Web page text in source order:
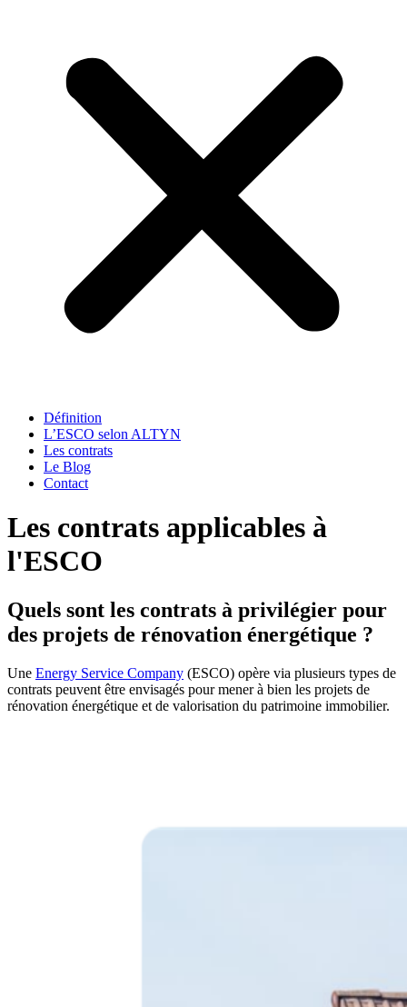
Définition
L’ESCO selon ALTYN
Les contrats
Le Blog
Contact
Les contrats applicables à
l'ESCO
Quels sont les contrats à privilégier pour
des projets de rénovation énergétique ?
Une Energy Service Company (ESCO) opère via plusieurs types de
contrats peuvent être envisagés pour mener à bien les projets de
rénovation énergétique et de valorisation du patrimoine immobilier.